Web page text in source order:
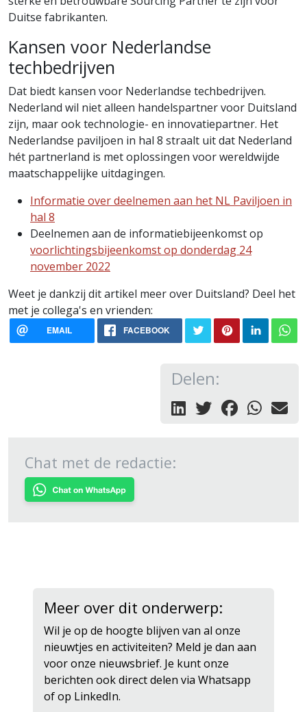
Duitse fabrikanten.
Kansen voor Nederlandse
techbedrijven
Dat biedt kansen voor Nederlandse techbedrijven.
Nederland wil niet alleen handelspartner voor Duitsland
zijn, maar ook technologie- en innovatiepartner. Het
Nederlandse paviljoen in hal 8 straalt uit dat Nederland
hét partnerland is met oplossingen voor wereldwijde
maatschappelijke uitdagingen.
Informatie over deelnemen aan het NL Paviljoen in
hal 8
Deelnemen aan de informatiebijeenkomst op
voorlichtingsbijeenkomst op donderdag 24
november 2022
Weet je dankzij dit artikel meer over Duitsland? Deel het
met je collega's en vrienden:
EMAIL FACEBOOK
Delen:
Chat met de redactie:
Meer over dit onderwerp:
Wil je op de hoogte blijven van al onze
nieuwtjes en activiteiten? Meld je dan aan
voor onze nieuwsbrief. Je kunt onze
berichten ook direct delen via Whatsapp
of op LinkedIn.